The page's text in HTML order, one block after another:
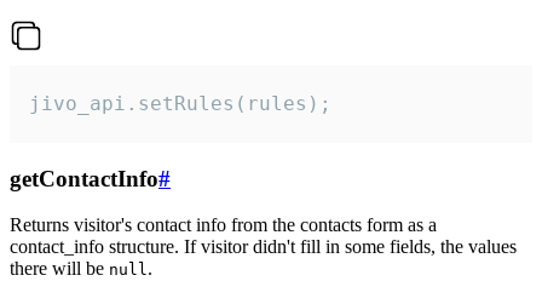
jivo_api.setRules(rules);
getContactInfo#
Returns visitor's contact info from the contacts form as a
contact_info structure. If visitor didn't fill in some fields, the values
there will be null.